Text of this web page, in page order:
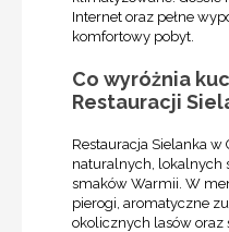
Internet oraz pełne
komfortowy pobyt.
Co wyróżnia
Restauracji
Restauracja Sielanka w
naturalnych, lokalnych
smaków Warmii. W
pierogi, aromatyczne
okolicznych lasów oraz